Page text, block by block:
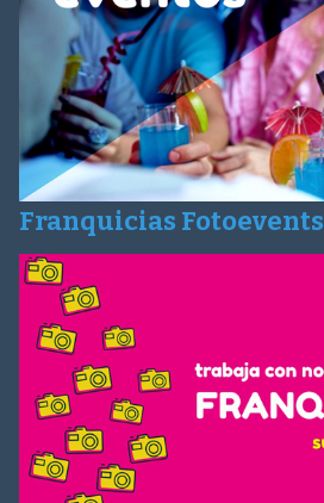
Franquicias Fotoevents